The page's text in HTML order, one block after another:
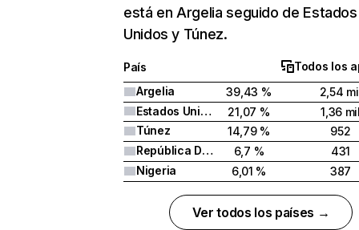
está en Argelia seguido de Estados
Unidos y Túnez.
País
Todos los
Argelia
39,43 %
2,54
Estados Unidos
21,07 %
1,36
Túnez
14,79 %
952
República Dominicana
6,7 %
431
Nigeria
6,01 % 387
Ver todos los países →